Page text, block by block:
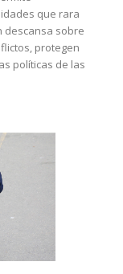
que rara
descansa sobre
protegen
políticas de las